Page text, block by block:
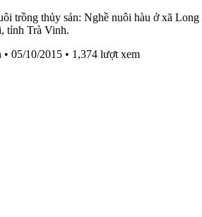
trồng thủy sản: Nghề nuôi hàu ở xã Long
tỉnh Trà Vinh.
• 05/10/2015 • 1,374 lượt xem